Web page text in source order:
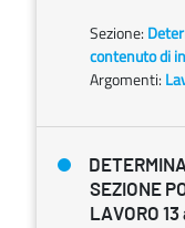
Sezione:
contenuto di
Argomenti:
SEZIONE
LAVORO